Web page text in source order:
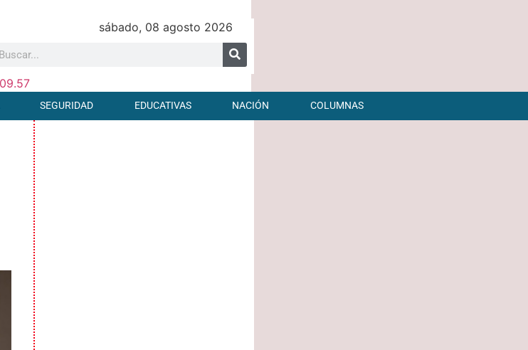
sábado, 08 agosto 2026
SEGURIDAD EDUCATIVAS NACIÓN COLUMNAS